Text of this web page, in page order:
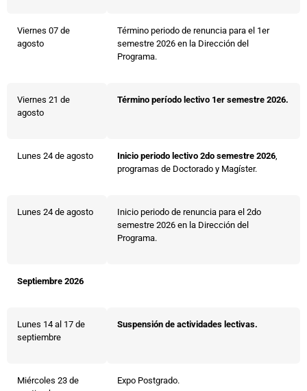
Viernes 07 de
agosto
Término periodo de renuncia para el 1er
semestre 2026 en la Dirección del
Programa.
Viernes 21 de
agosto
Término período lectivo 1er semestre 2026.
Lunes 24 de agosto Inicio periodo lectivo 2do semestre 2026
programas de Doctorado y Magíster.
Lunes 24 de agosto
Inicio periodo de renuncia para el 2do
semestre 2026 en la Dirección del
Programa.
Septiembre 2026
Lunes 14 al 17 de
septiembre
Suspensión de actividades lectivas.
Miércoles 23 de
Expo Postgrado.